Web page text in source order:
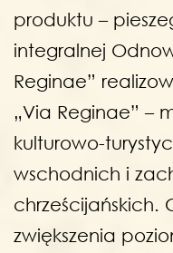
produktu –
integralnej
Reginae”
„Via Reginae” –
kulturowo-
wschodnich i
chrześcijańskich.
zwiększenia